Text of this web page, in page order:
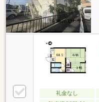
礼金なし